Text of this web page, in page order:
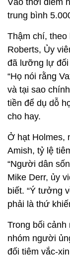
Vào thời điểm
trung bình
Thậm chí, theo
Roberts, Ủy
đã lưỡng lự đối
“Họ nói rằng
và tại sao
tiền để dụ dỗ
cho hay.
Ở hạt Holmes,
Amish, tỷ lệ
“Người dân
Mike Derr, ủy
biết. “Ý tưởng
phải là thứ
Trong bối
nhóm người
đối tiêm vắc-